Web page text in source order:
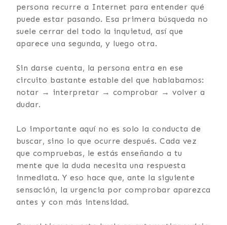
persona recurre a Internet para entender qué
puede estar pasando. Esa primera búsqueda no
suele cerrar del todo la inquietud, así que
aparece una segunda, y luego otra.
Sin darse cuenta, la persona entra en ese
circuito bastante estable del que hablabamos:
notar → interpretar → comprobar → volver a
dudar.
Lo importante aquí no es solo la conducta de
buscar, sino lo que ocurre después. Cada vez
que compruebas, le estás enseñando a tu
mente que la duda necesita una respuesta
inmediata. Y eso hace que, ante la siguiente
sensación, la urgencia por comprobar aparezca
antes y con más intensidad.